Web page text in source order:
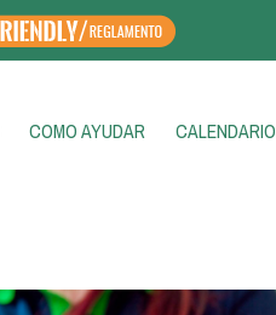
COMO AYUDAR CALENDARIO